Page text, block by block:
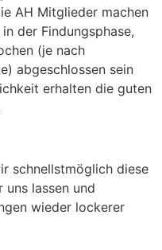
AH Mitglieder machen
der Findungsphase,
(je nach
abgeschlossen sein
erhalten die guten
schnellstmöglich diese
lassen und
wieder lockerer